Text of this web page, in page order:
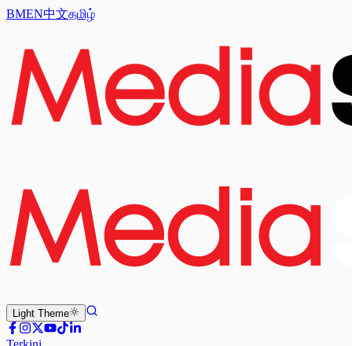
BMEN中文தமிழ்
Light Theme